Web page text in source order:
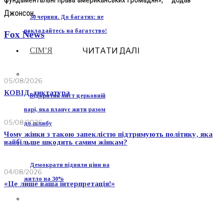
30 червня. До багатих: не
покладайтесь на багатство!
СІМ’Я
Відкритий лист церковній
парі, яка планує жити разом
до шлюбу
Демократи підняли ціни на
житло на 30%
Джонсон.
Fox News
ЧИТАТИ ДАЛІ
05/08/2026
КОВІД-диктатура
05/08/2026
Чому жінки з такою запеклістю підтримують політику, яка
найбільше шкодить самим жінкам?
04/08/2026
«Це лише ваша інтерпретація!»